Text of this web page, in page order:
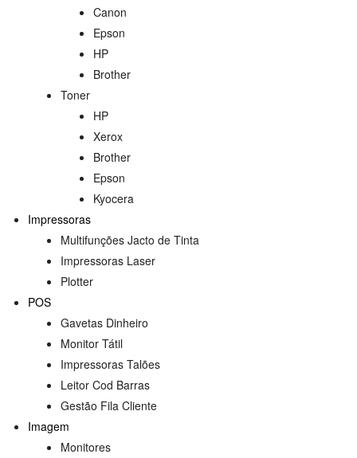
Canon
Epson
HP
Brother
Toner
HP
Xerox
Brother
Epson
Kyocera
Impressoras
Multifunções Jacto de Tinta
Impressoras Laser
Plotter
POS
Gavetas Dinheiro
Monitor Tátil
Impressoras Talões
Leitor Cod Barras
Gestão Fila Cliente
Imagem
Monitores